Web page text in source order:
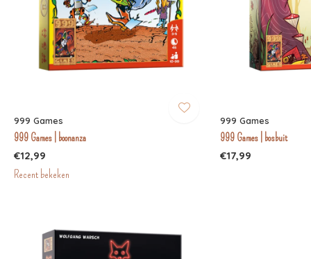
999 Games
999 Games | boonanza
€12,99
999 Games
999 Games | bosbuit
€17,99
Recent bekeken